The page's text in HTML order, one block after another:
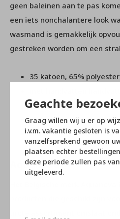
Geachte
Graag willen wij u er op
i.v.m. vakantie gesloten is
vanzelfsprekend gewoon
plaatsen echter
deze periode zullen pas
uitgeleverd.
geen baleinen aan te pas
een iets nonchalantere look
wasmand is gemakkelijk
gestreken worden om een
35 katoen, 65% polyester
niet wasbaar
45 liter
Afmetingen: Ø36x49cm
Aquanova